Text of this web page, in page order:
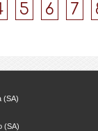
5 6 7
(SA)
(SA)